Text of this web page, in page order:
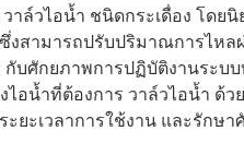
าล์วไอน้ำ ชนิดกระเดื่อง โดยนิ
งสามารถปรับปริมาณการไหล
กับศักยภาพการปฏิบัติงานระบ
อน้ำที่ต้องการ วาล์วไอน้ำ ด้
ยะเวลาการใช้งาน และรักษา